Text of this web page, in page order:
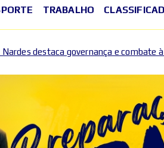
TRABALHO
e combate à corrupção 2026